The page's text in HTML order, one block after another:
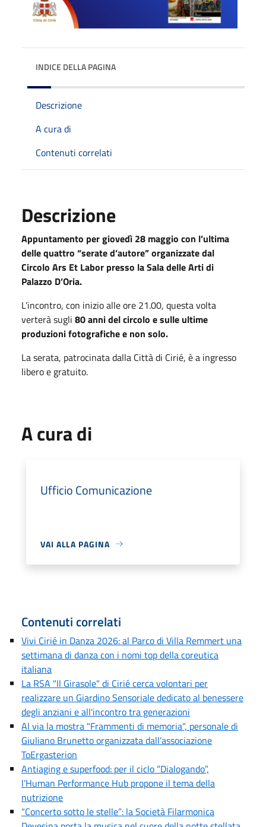
INDICE DELLA PAGINA
Descrizione
A cura di
Contenuti correlati
Descrizione
Appuntamento per giovedì 28 maggio con l’ultima
delle quattro “serate d’autore” organizzate dal
Circolo Ars Et Labor presso la Sala delle Arti di
Palazzo D’Oria.
L’incontro, con inizio alle ore 21.00, questa volta
verterà sugli 80 anni del circolo e sulle ultime
produzioni fotografiche e non solo.
La serata, patrocinata dalla Città di Cirié, è a ingresso
libero e gratuito.
A cura di
Ufficio Comunicazione
VAI ALLA PAGINA
Contenuti correlati
Vivi Cirié in Danza 2026: al Parco di Villa Remmert una
settimana di danza con i nomi top della coreutica
italiana
La RSA "Il Girasole" di Cirié cerca volontari per
realizzare un Giardino Sensoriale dedicato al benessere
degli anziani e all'incontro tra generazioni
Al via la mostra "Frammenti di memoria", personale di
Giuliano Brunetto organizzata dall’associazione
ToErgasterion
Antiaging e superfood: per il ciclo “Dialogando”,
l’Human Performance Hub propone il tema della
nutrizione
“Concerto sotto le stelle”: la Società Filarmonica